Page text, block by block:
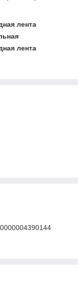
лента
лента